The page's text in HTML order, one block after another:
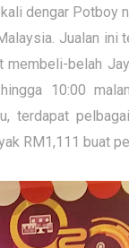
dengar Potboy
Jualan ini
belah
10:00
terdapat
RM1,111 buat